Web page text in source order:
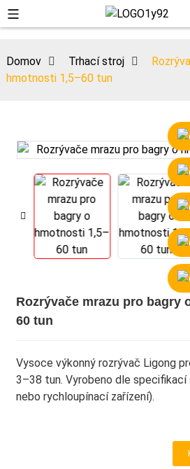
Domov Trhací stroj
hmotnosti 1,5–60 tun
Rozrývače mrazu pro bagry
60 tun
Vysoce výkonný rozrývač Ligong
3–38 tun. Vyrobeno dle specifikací
nebo rychloupínací zařízení).